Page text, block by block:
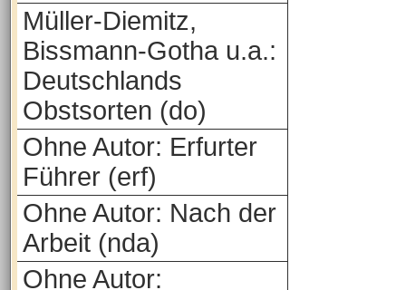
Müller-Diemitz,
Bissmann-Gotha u.a.:
Deutschlands
Obstsorten (do)
Ohne Autor: Erfurter
Führer (erf)
Ohne Autor: Nach der
Arbeit (nda)
Ohne Autor: